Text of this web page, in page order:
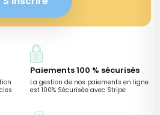
Paiements 100 % sécurisés
La gestion de nos paiements en ligne
est 100% Sécurisée avec Stripe